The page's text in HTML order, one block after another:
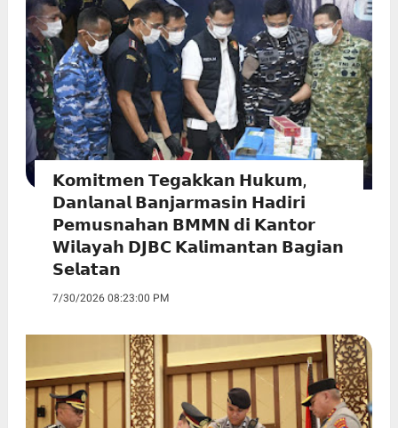
𝗞𝗼𝗺𝗶𝘁𝗺𝗲𝗻 𝗧𝗲𝗴𝗮𝗸𝗸𝗮𝗻 𝗛𝘂𝗸𝘂𝗺,
𝗗𝗮𝗻𝗹𝗮𝗻𝗮𝗹 𝗕𝗮𝗻𝗷𝗮𝗿𝗺𝗮𝘀𝗶𝗻 𝗛𝗮𝗱𝗶𝗿𝗶
𝗣𝗲𝗺𝘂𝘀𝗻𝗮𝗵𝗮𝗻 𝗕𝗠𝗠𝗡 𝗱𝗶 𝗞𝗮𝗻𝘁𝗼𝗿
𝗪𝗶𝗹𝗮𝘆𝗮𝗵 𝗗𝗝𝗕𝗖 𝗞𝗮𝗹𝗶𝗺𝗮𝗻𝘁𝗮𝗻 𝗕𝗮𝗴𝗶𝗮𝗻
𝗦𝗲𝗹𝗮𝘁𝗮𝗻
7/30/2026 08:23:00 PM